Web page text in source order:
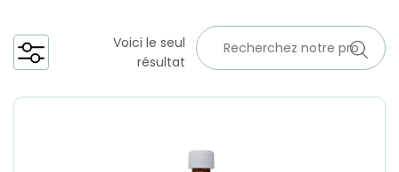
Voici le seul
résultat